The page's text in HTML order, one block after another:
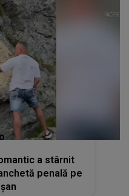
a stârnit
penală pe